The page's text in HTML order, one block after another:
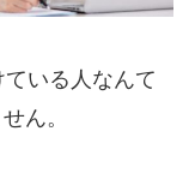
ている人なんて
ん。